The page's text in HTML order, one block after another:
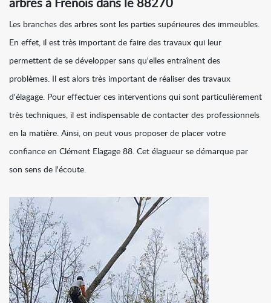
arbres à Frenois dans le 88270
Les branches des arbres sont les parties supérieures des immeubles.
En effet, il est très important de faire des travaux qui leur
permettent de se développer sans qu'elles entraînent des
problèmes. Il est alors très important de réaliser des travaux
d'élagage. Pour effectuer ces interventions qui sont particulièrement
très techniques, il est indispensable de contacter des professionnels
en la matière. Ainsi, on peut vous proposer de placer votre
confiance en Clément Elagage 88. Cet élagueur se démarque par
son sens de l'écoute.